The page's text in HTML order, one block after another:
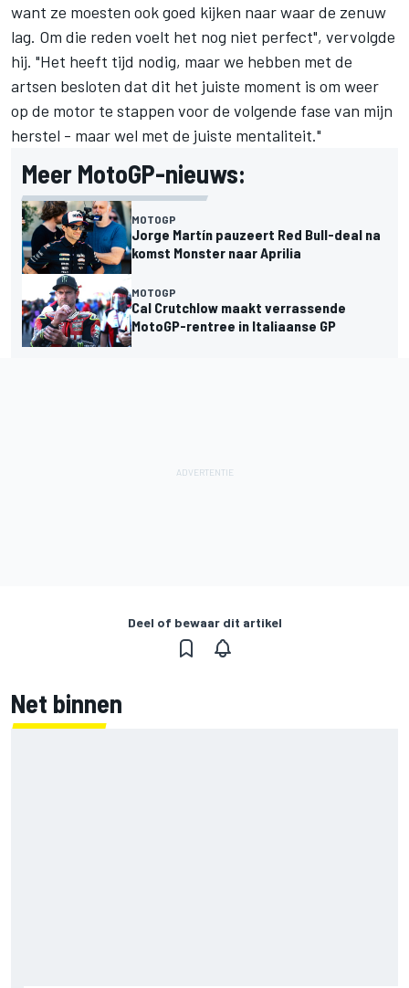
want ze moesten ook goed kijken naar waar de zenuw
lag. Om die reden voelt het nog niet perfect", vervolgde
hij. "Het heeft tijd nodig, maar we hebben met de
artsen besloten dat dit het juiste moment is om weer
op de motor te stappen voor de volgende fase van mijn
herstel - maar wel met de juiste mentaliteit."
Meer MotoGP-nieuws:
MOTOGP
Jorge Martín pauzeert Red Bull-deal na
komst Monster naar Aprilia
MOTOGP
Cal Crutchlow maakt verrassende
MotoGP-rentree in Italiaanse GP
Deel of bewaar dit artikel
Net binnen